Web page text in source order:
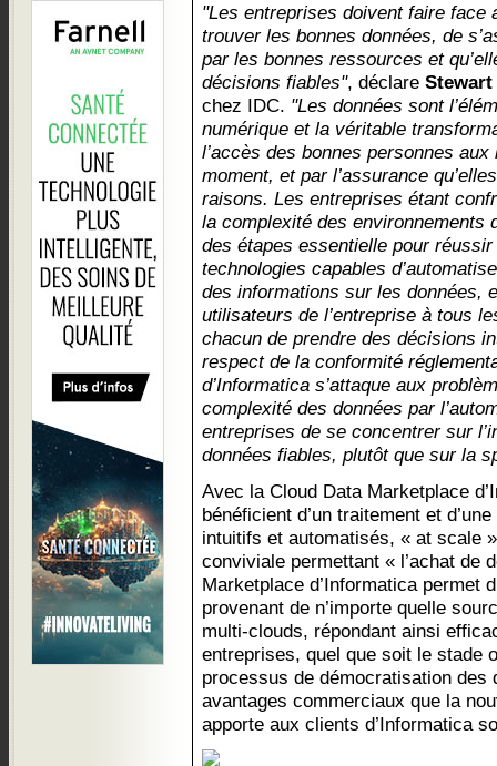
"Les entreprises doivent faire face
trouver les bonnes données, de
par les bonnes ressources et
décisions fiables", déclare
chez IDC. "Les données sont
numérique et la véritable
l’accès des bonnes personnes
moment, et par l’assurance
raisons. Les entreprises étant
la complexité des environnements
des étapes essentielle pour
technologies capables
des informations sur les données,
utilisateurs de l’entreprise à tous
chacun de prendre des décisions
respect de la conformité
d’Informatica s’attaque aux
complexité des données par
entreprises de se concentrer sur
données fiables, plutôt que sur la
Avec la Cloud Data Marketplace
bénéficient d’un traitement et
intuitifs et automatisés, « at scale
conviviale permettant « l’achat de
Marketplace d’Informatica permet
provenant de n’importe quelle
multi-clouds, répondant ainsi
entreprises, quel que soit le stade
processus de démocratisation des
avantages commerciaux que la
apporte aux clients d’Informatica